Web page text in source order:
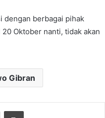
dengan berbagai pihak
Oktober nanti, tidak akan
Gibran
Share via Email Print